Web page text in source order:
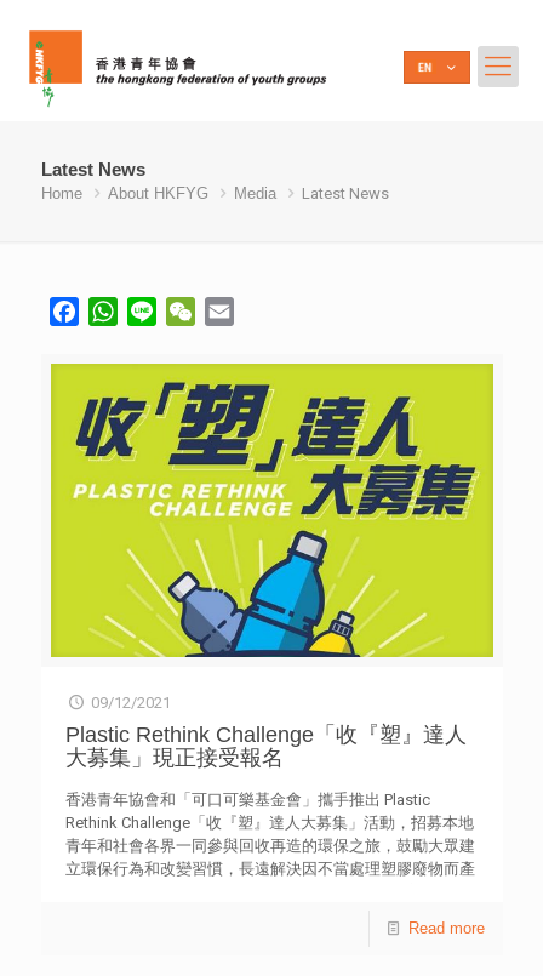
Latest News
Home About HKFYG Media Latest News
FacebookWhatsApp
Line WeChat
09/12/2021
Plastic Rethink Challenge「收『塑』達人
大募集」現正接受報名
香港青年協會和「可口可樂基金會」攜手推出 Plastic
Rethink Challenge「收『塑』達人大募集」活動，招募本地
青年和社會各界一同參與回收再造的環保之旅，鼓勵大眾建
立環保行為和改變習慣，長遠解決因不當處理塑膠廢物而產
育和體驗工作坊，包括：綠色講座﹑指導學生如何由用家角
Read more